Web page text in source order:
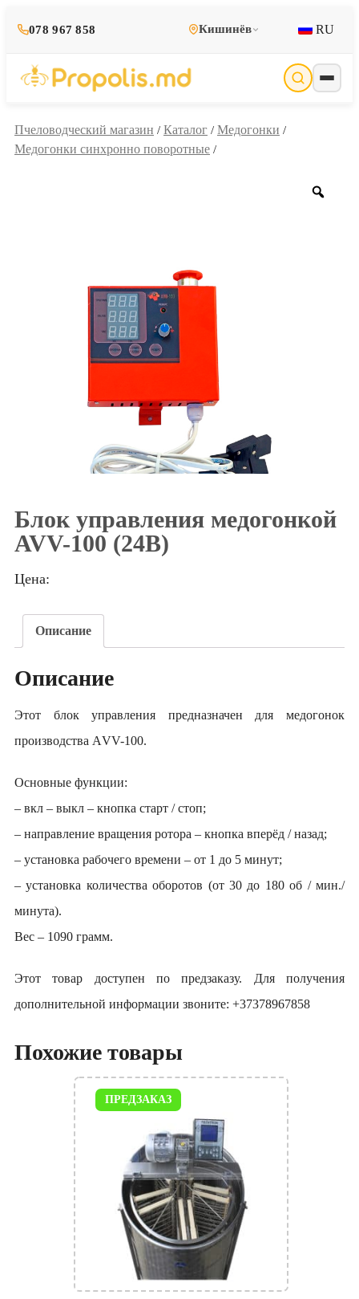
078 967 858 Кишинёв RU
Пчеловодческий магазин / Каталог / Медогонки /
Медогонки синхронно поворотные /
Блок управления медогонкой
AVV-100 (24В)
Цена:
Описание
Описание
Этот блок управления предназначен для медогонок
производства АVV-100.
Основные функции:
– вкл – выкл – кнопка старт / стоп;
– направление вращения ротора – кнопка вперёд / назад;
– установка рабочего времени – от 1 до 5 минут;
– установка количества оборотов (от 30 до 180 об / мин./
минута).
Вес – 1090 грамм.
Этот товар доступен по предзаказу. Для получения
дополнительной информации звоните: +37378967858
Похожие товары
ПРЕДЗАКАЗ